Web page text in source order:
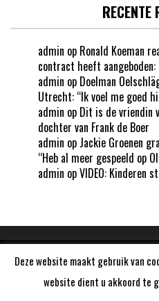
RECENTE
admin op Ronald Koeman
contract heeft
admin op Doelman
Utrecht: “Ik voel me goed
admin op Dit is de vriendin
dochter van Frank de Boer
admin op Jackie Groenen
“Heb al meer gespeeld op
admin opVIDEO: Kinderen
Aangedreven
Deze website maakt gebruik van
website dient u akkoord te